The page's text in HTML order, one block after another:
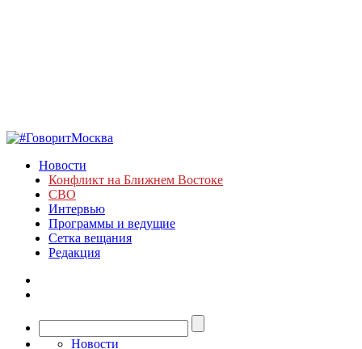
Новости
Конфликт на Ближнем Востоке
СВО
Интервью
Программы и ведущие
Сетка вещания
Редакция
Новости